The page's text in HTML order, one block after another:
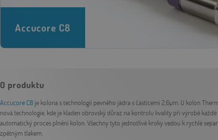
Accucore C8
O produktu
Accucore C8 je kolona s technologií pevného jádra s částicemi 2,6µm. U kolon
nová technologie, kde je kladen obrovský důraz na kontrolu kvality při výrobě
automatický proces plnění kolon. Všechny tyto jednotlivé kroky vedou k rychlé
zpětným tlakem.